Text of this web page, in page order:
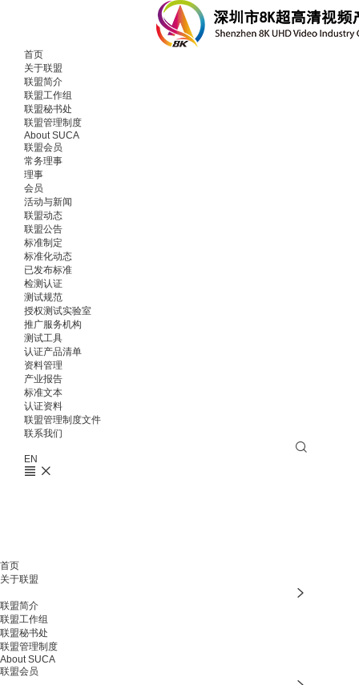
首页
关于联盟
联盟简介
联盟工作组
联盟秘书处
联盟管理制度
About SUCA
联盟会员
常务理事
理事
会员
活动与新闻
联盟动态
联盟公告
标准制定
标准化动态
已发布标准
检测认证
测试规范
授权测试实验室
推广服务机构
测试工具
认证产品清单
资料管理
产业报告
标准文本
认证资料
联盟管理制度文件
联系我们
EN
首页
关于联盟
联盟简介
联盟工作组
联盟秘书处
联盟管理制度
About SUCA
联盟会员